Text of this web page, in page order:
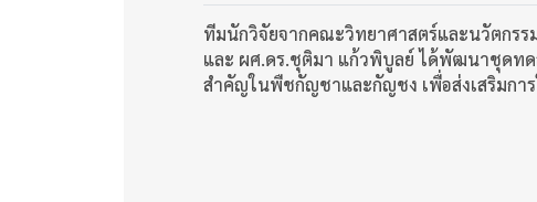
ทีมนักวิจัยจากคณะวิทยาศาสตร์และนวัตกร
และ ผศ.ดร.ชุติมา แก้วพิบูลย์ ได้พัฒนาชุดท
สำคัญในพืชกัญชาและกัญชง เพื่อส่งเสริมกา